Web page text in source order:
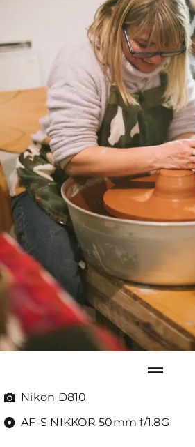
Nikon D810
AF-S NIKKOR 50mm f/1.8G